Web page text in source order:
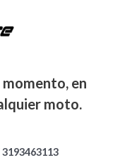
en
moto.
3193463113